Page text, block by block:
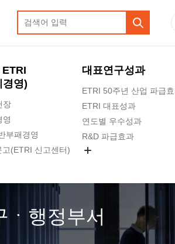
ETRI
경영)
장
영
부패경영
고(ETRI 신고센터)
리
현황
대표연구성과
ETRI 50주년 산업 파급
ETRI 대표성과
연도별 우수성과
R&D 파급효과
ㆍ행정부서